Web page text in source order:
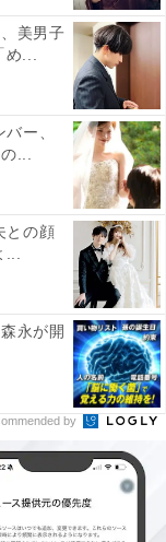
美男子
め...
ー、
...
との顔
...
永が開
by